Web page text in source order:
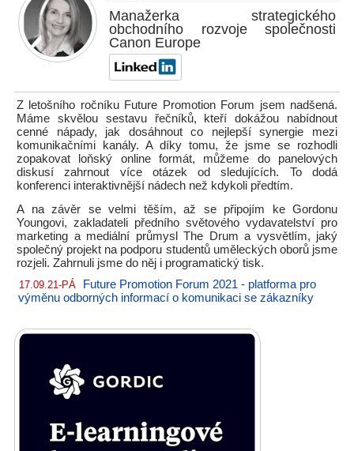
Manažerka strategického
obchodního rozvoje společnosti
Canon Europe
Z letošního ročníku Future Promotion Forum jsem nadšená.
Máme skvělou sestavu řečníků, kteří dokážou nabídnout
cenné nápady, jak dosáhnout co nejlepší synergie mezi
komunikačními kanály. A díky tomu, že jsme se rozhodli
zopakovat loňský online formát, můžeme do panelových
diskusí zahrnout více otázek od sledujících. To dodá
konferenci interaktivnější nádech než kdykoli předtím.
A na závěr se velmi těším, až se připojím ke Gordonu
Youngovi, zakladateli předního světového vydavatelství pro
marketing a mediální průmysl The Drum a vysvětlím, jaký
společný projekt na podporu studentů uměleckých oborů jsme
rozjeli. Zahrnuli jsme do něj i programatický tisk.
17.09.21-PÁ
Future Promotion Forum 2021 - platforma pro
výměnu odborných informací o komunikaci se zákazníky